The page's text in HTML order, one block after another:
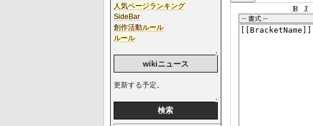
人気ページランキング
SideBar
創作活動ルール
ルール
↑
wikiニュース
更新する予定。
↑
検索